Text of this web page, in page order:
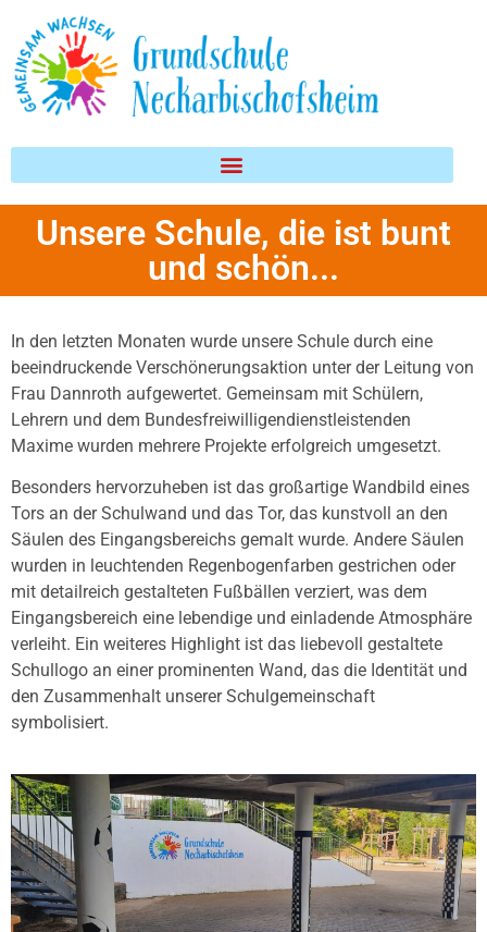
springen
Unsere Schule, die ist bunt
und schön...
In den letzten Monaten wurde unsere Schule durch eine
beeindruckende Verschönerungsaktion unter der Leitung von
Frau Dannroth aufgewertet. Gemeinsam mit Schülern,
Lehrern und dem Bundesfreiwilligendienstleistenden
Maxime wurden mehrere Projekte erfolgreich umgesetzt.
Besonders hervorzuheben ist das großartige Wandbild eines
Tors an der Schulwand und das Tor, das kunstvoll an den
Säulen des Eingangsbereichs gemalt wurde. Andere Säulen
wurden in leuchtenden Regenbogenfarben gestrichen oder
mit detailreich gestalteten Fußbällen verziert, was dem
Eingangsbereich eine lebendige und einladende Atmosphäre
verleiht. Ein weiteres Highlight ist das liebevoll gestaltete
Schullogo an einer prominenten Wand, das die Identität und
den Zusammenhalt unserer Schulgemeinschaft
symbolisiert.